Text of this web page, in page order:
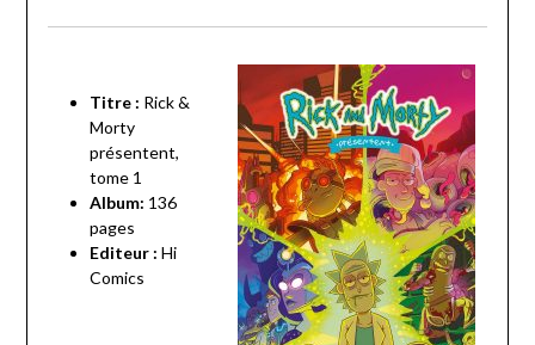
Titre : Rick &
Morty
présentent,
tome 1
Album: 136
pages
Editeur : Hi
Comics